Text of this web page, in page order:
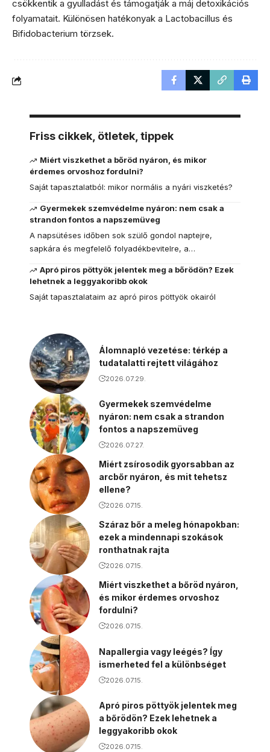
csökkentik a gyulladást és támogatják a máj detoxikációs
folyamatait. Különösen hatékonyak a Lactobacillus és
Bifidobacterium törzsek.
Friss cikkek, ötletek, tippek
Miért viszkethet a bőröd nyáron, és mikor
érdemes orvoshoz fordulni?
Saját tapasztalatból: mikor normális a nyári viszketés?
Gyermekek szemvédelme nyáron: nem csak a
strandon fontos a napszemüveg
A napsütéses időben sok szülő gondol naptejre,
sapkára és megfelelő folyadékbevitelre, a…
Apró piros pöttyök jelentek meg a bőrödön? Ezek
lehetnek a leggyakoribb okok
Saját tapasztalataim az apró piros pöttyök okairól
Álomnapló vezetése: térkép a
tudatalatti rejtett világához
2026.07.29.
Gyermekek szemvédelme
nyáron: nem csak a strandon
fontos a napszemüveg
2026.07.27.
Miért zsírosodik gyorsabban az
arcbőr nyáron, és mit tehetsz
ellene?
2026.07.15.
Száraz bőr a meleg hónapokban:
ezek a mindennapi szokások
ronthatnak rajta
2026.07.15.
Miért viszkethet a bőröd nyáron,
és mikor érdemes orvoshoz
fordulni?
2026.07.15.
Napallergia vagy leégés? Így
ismerheted fel a különbséget
2026.07.15.
Apró piros pöttyök jelentek meg
a bőrödön? Ezek lehetnek a
leggyakoribb okok
2026.07.15.